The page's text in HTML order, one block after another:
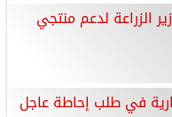
الزراعة لدعم منتجي
في طلب إحاطة عاجل